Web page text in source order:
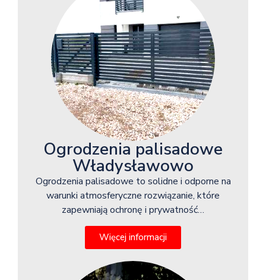
Ogrodzenia palisadowe
Władysławowo
Ogrodzenia palisadowe to solidne i odporne na
warunki atmosferyczne rozwiązanie, które
zapewniają ochronę i prywatność…
Więcej informacji